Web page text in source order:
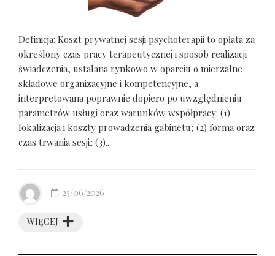
Definicja: Koszt prywatnej sesji psychoterapii to opłata za
określony czas pracy terapeutycznej i sposób realizacji
świadczenia, ustalana rynkowo w oparciu o mierzalne
składowe organizacyjne i kompetencyjne, a
interpretowana poprawnie dopiero po uwzględnieniu
parametrów usługi oraz warunków współpracy: (1)
lokalizacja i koszty prowadzenia gabinetu; (2) forma oraz
czas trwania sesji; (3)...
WIĘCEJ
23/06/2026